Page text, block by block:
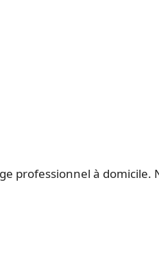
professionnel à domicile.